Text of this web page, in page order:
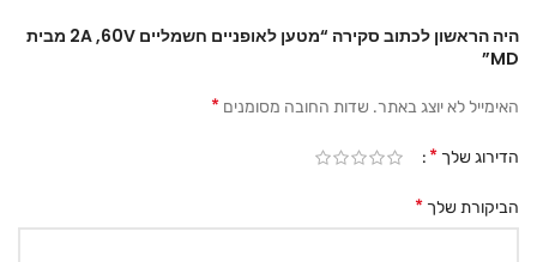
היה הראשון לכתוב סקירה “מטען לאופניים חשמליים 2A ,60V מבית
MD”
האימייל לא יוצג באתר. שדות החובה מסומנים *
הדירוג שלך *
הביקורת שלך *